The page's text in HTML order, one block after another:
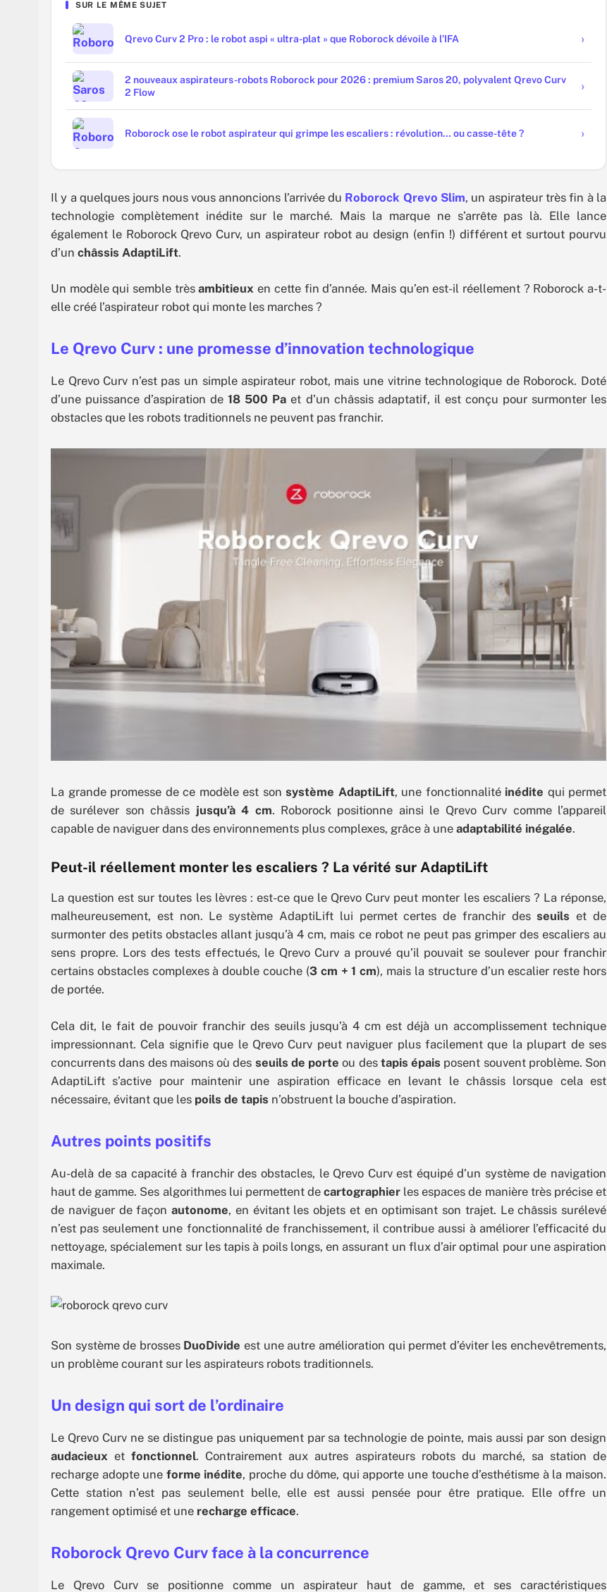
SUR LE MÊME SUJET
Qrevo Curv 2 Pro : le robot aspi « ultra-plat » que Roborock dévoile à l’IFA
2 nouveaux aspirateurs-robots Roborock pour 2026 : premium Saros 20, polyvalent Qrevo Curv
2 Flow
Roborock ose le robot aspirateur qui grimpe les escaliers : révolution… ou casse-tête ?
Il y a quelques jours nous vous annoncions l’arrivée du Roborock Qrevo Slim, un aspirateur très fin à la
technologie complètement inédite sur le marché. Mais la marque ne s’arrête pas là. Elle lance
également le Roborock Qrevo Curv, un aspirateur robot au design (enfin !) différent et surtout pourvu
d’un châssis AdaptiLift.
Un modèle qui semble trèsambitieux en cette fin d’année. Mais qu’en est-il réellement ? Roborock a-t-
elle créé l’aspirateur robot qui monte les marches ?
Le Qrevo Curv : une promesse d’innovation technologique
Le Qrevo Curv n’est pas un simple aspirateur robot, mais une vitrine technologique de Roborock. Doté
d’une puissance d’aspiration de18 500 Pa et d’un châssis adaptatif, il est conçu pour surmonter les
obstacles que les robots traditionnels ne peuvent pas franchir.
La grande promesse de ce modèle est son système AdaptiLift, une fonctionnalité inédite qui permet
de surélever son châssis jusqu’à 4 cm. Roborock positionne ainsi le Qrevo Curv comme l’appareil
capable de naviguer dans des environnements plus complexes, grâce à une adaptabilité inégalée.
Peut-il réellement monter les escaliers ? La vérité sur AdaptiLift
La question est sur toutes les lèvres : est-ce que le Qrevo Curv peut monter les escaliers ? La réponse,
malheureusement, est non. Le système AdaptiLift lui permet certes de franchir desseuils et de
surmonter des petits obstacles allant jusqu’à 4 cm, mais ce robot ne peut pas grimper des escaliers au
sens propre. Lors des tests effectués, le Qrevo Curv a prouvé qu’il pouvait se soulever pour franchir
certains obstacles complexes à double couche (3 cm + 1 cm), mais la structure d’un escalier reste hors
de portée.
Cela dit, le fait de pouvoir franchir des seuils jusqu’à 4 cm est déjà un accomplissement technique
impressionnant. Cela signifie que le Qrevo Curv peut naviguer plus facilement que la plupart de ses
concurrents dans des maisons où des seuils de porte ou des tapis épais posent souvent problème. Son
AdaptiLift s’active pour maintenir une aspiration efficace en levant le châssis lorsque cela est
nécessaire, évitant que les poils de tapis n’obstruent la bouche d’aspiration.
Autres points positifs
Au-delà de sa capacité à franchir des obstacles, le Qrevo Curv est équipé d’un système de navigation
haut de gamme. Ses algorithmes lui permettent decartographier les espaces de manière très précise et
de naviguer de façon autonome, en évitant les objets et en optimisant son trajet. Le châssis surélevé
n’est pas seulement une fonctionnalité de franchissement, il contribue aussi à améliorer l’efficacité du
nettoyage, spécialement sur les tapis à poils longs, en assurant un flux d’air optimal pour une aspiration
maximale.
Son système de brosses DuoDivide est une autre amélioration qui permet d’éviter les enchevêtrements,
un problème courant sur les aspirateurs robots traditionnels.
Un design qui sort de l’ordinaire
Le Qrevo Curv ne se distingue pas uniquement par sa technologie de pointe, mais aussi par son design
audacieux etfonctionnel. Contrairement aux autres aspirateurs robots du marché, sa station de
recharge adopte une forme inédite, proche du dôme, qui apporte une touche d’esthétisme à la maison.
Cette station n’est pas seulement belle, elle est aussi pensée pour être pratique. Elle offre un
rangement optimisé et une recharge efficace.
Roborock Qrevo Curv face à la concurrence
Le Qrevo Curv se positionne comme un aspirateur haut de gamme, et ses caractéristiques